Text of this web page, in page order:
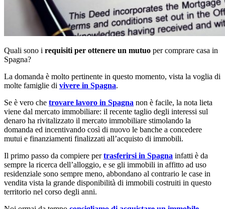
Quali sono i requisiti per ottenere un mutuo per comprare casa in
Spagna?
La domanda è molto pertinente in questo momento, vista la voglia di
molte famiglie di vivere in Spagna.
Se è vero che trovare lavoro in Spagna non è facile, la nota lieta
viene dal mercato immobiliare: il recente taglio degli interessi sul
denaro ha rivitalizzato il mercato immobiliare stimolando la
domanda ed incentivando così di nuovo le banche a concedere
mutui e finanziamenti finalizzati all’acquisto di immobili.
Il primo passo da compiere per trasferirsi in Spagna infatti è da
sempre la ricerca dell’alloggio, e se gli immobili in affitto ad uso
residenziale sono sempre meno, abbondano al contrario le case in
vendita vista la grande disponibilità di immobili costruiti in questo
territorio nel corso degli anni.